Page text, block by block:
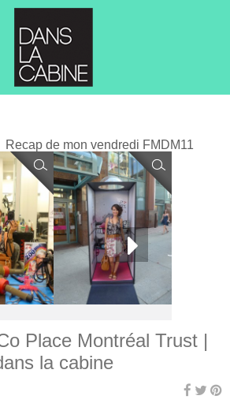
Recap de mon vendredi FMDM11
Place Montréal Trust |
la cabine